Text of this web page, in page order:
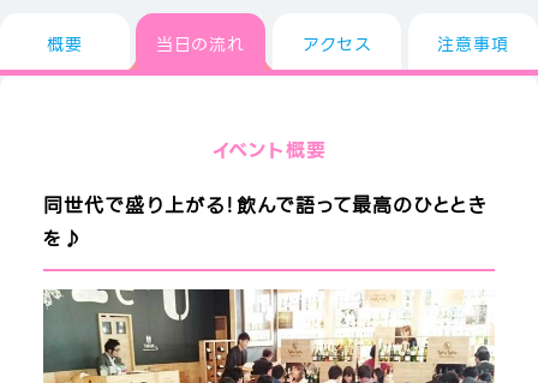
概要 当日の流れ アクセス 注意事項
イベント概要
同世代で盛り上がる！飲んで語って最高のひととき
を♪